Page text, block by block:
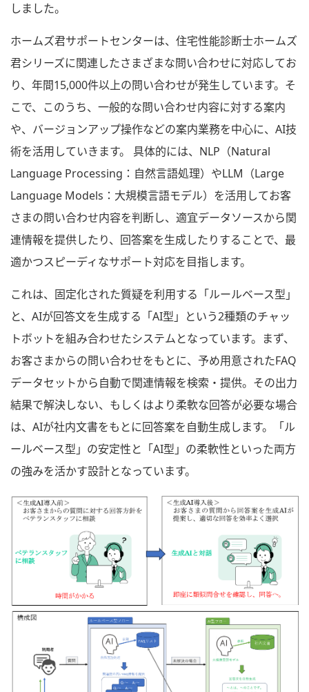
しました。
ホームズ君サポートセンターは、住宅性能診断士ホームズ
君シリーズに関連したさまざまな問い合わせに対応してお
り、年間15,000件以上の問い合わせが発生しています。そ
こで、このうち、一般的な問い合わせ内容に対する案内
や、バージョンアップ操作などの案内業務を中心に、AI技
術を活用していきます。 具体的には、NLP（Natural
Language Processing：自然言語処理）やLLM（Large
Language Models：大規模言語モデル）を活用してお客
さまの問い合わせ内容を判断し、適宜データソースから関
連情報を提供したり、回答案を生成したりすることで、最
適かつスピーディなサポート対応を目指します。
これは、固定化された質疑を利用する「ルールベース型」
と、AIが回答文を生成する「AI型」という2種類のチャッ
トボットを組み合わせたシステムとなっています。まず、
お客さまからの問い合わせをもとに、予め用意されたFAQ
データセットから自動で関連情報を検索・提供。その出力
結果で解決しない、もしくはより柔軟な回答が必要な場合
は、AIが社内文書をもとに回答案を自動生成します。「ル
ールベース型」の安定性と「AI型」の柔軟性といった両方
の強みを活かす設計となっています。